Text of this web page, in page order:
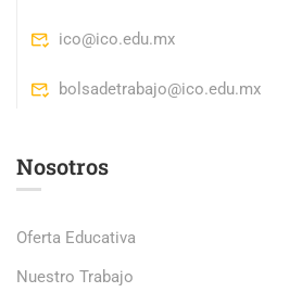
ico@ico.edu.mx
bolsadetrabajo@ico.edu.mx
Nosotros
Oferta Educativa
Nuestro Trabajo